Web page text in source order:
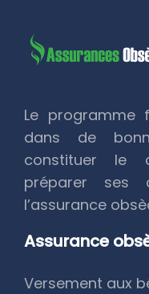
Le programme
dans de
constituer le
préparer ses
l’assurance
Assurance
Versement aux